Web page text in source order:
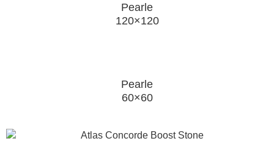
Pearle
120×120
Pearle
60×60